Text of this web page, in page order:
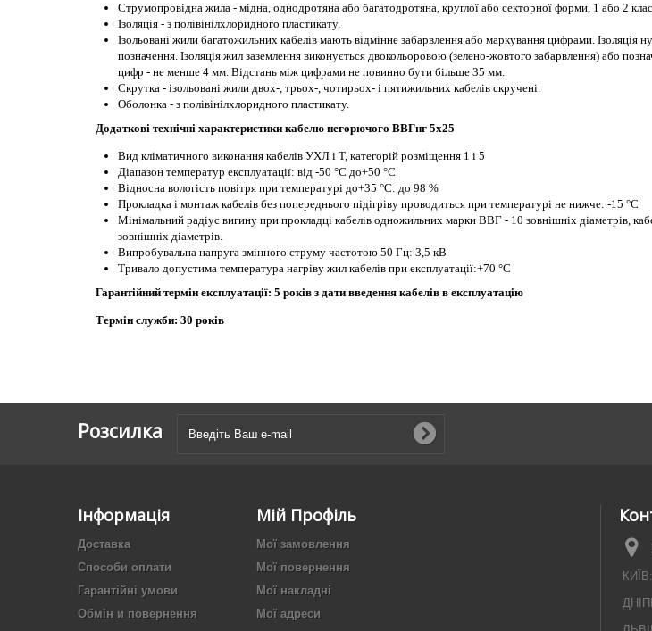
Струмопровідна жила - мідна, однодротяна або багатодротяна, круглої або секторної форми, 1 або 2
Ізоляція - з полівінілхлоридного пластикату.
Ізольовані жили багатожильних кабелів мають відмінне забарвлення або маркування цифрами.
позначення. Ізоляція жил заземлення виконується двокольоровою (зелено-жовтого забарвлення) або
цифр - не менше 4 мм. Відстань між цифрами не повинно бути більше 35 мм.
Скрутка - ізольовані жили двох-, трьох-, чотирьох- і пятижильних кабелів скручені.
Оболонка - з полівінілхлоридного пластикату.
Додаткові технічні характеристики кабелю негорючого ВВГнг 5х25
Вид кліматичного виконання кабелів УХЛ і Т, категорій розміщення 1 і 5
Діапазон температур експлуатації: від -50 °С до+50 °С
Відносна вологість повітря при температурі до+35 °С: до 98 %
Прокладка і монтаж кабелів без попереднього підігріву проводиться при температурі не нижче: -15 °С
Мінімальний радіус вигину при прокладці кабелів одножильних марки ВВГ - 10 зовнішніх діаметрів,
зовнішніх діаметрів.
Випробувальна напруга змінного струму частотою 50 Гц: 3,5 кВ
Тривало допустима температура нагріву жил кабелів при експлуатації:+70 °С
Гарантійний термін експлуатації: 5 років з дати введення кабелів в експлуатацію
Термін служби: 30 років
Розсилка
Інформація
Доставка
Способи оплати
Гарантійні умови
Обмін и повернення
Мій Профіль
Мої замовлення
Мої повернення
Мої накладні
Мої адреси